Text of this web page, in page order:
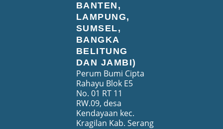
BANTEN,
LAMPUNG,
SUMSEL,
BANGKA
BELITUNG
DAN JAMBI)
Perum Bumi Cipta
Rahayu Blok E5
No. 01 RT 11
RW.09, desa
Kendayaan kec.
Kragilan Kab. Serang